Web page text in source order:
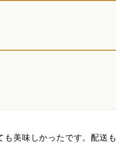
美味しかったです。配送